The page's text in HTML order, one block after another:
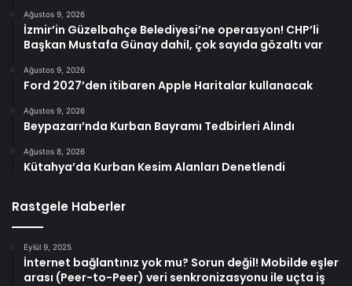
Ağustos 9, 2026
İzmir’in Güzelbahçe Belediyesi’ne operasyon! CHP’li
Başkan Mustafa Günay dahil, çok sayıda gözaltı var
Ağustos 9, 2026
Ford 2027’den itibaren Apple Haritalar kullanacak
Ağustos 9, 2026
Beypazarı’nda Kurban Bayramı Tedbirleri Alındı
Ağustos 8, 2026
Kütahya’da Kurban Kesim Alanları Denetlendi
Rastgele Haberler
Eylül 9, 2025
İnternet bağlantınız yok mu? Sorun değil! Mobilde eşler
arası (Peer-to-Peer) veri senkronizasyonu ile uçta iş